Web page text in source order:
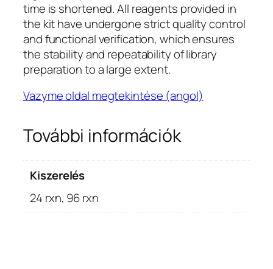
time is shortened. All reagents provided in
the kit have undergone strict quality control
and functional verification, which ensures
the stability and repeatability of library
preparation to a large extent.
Vazyme oldal megtekintése (angol)
További információk
Kiszerelés
24 rxn, 96 rxn